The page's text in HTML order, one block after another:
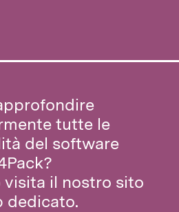
tutte le
del software
il nostro sito
dedicato.